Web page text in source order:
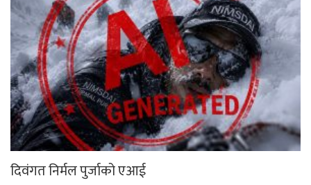
दिवंगत निर्मल पुर्जाको एआई